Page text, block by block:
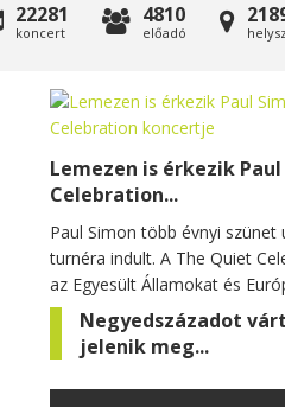
22281
koncert
4810
előadó
Lemezen is érkezik
Celebration...
Paul Simon több évnyi
turnéra indult. A The Quiet
az Egyesült Államokat és
Negyedszázadot
jelenik meg...